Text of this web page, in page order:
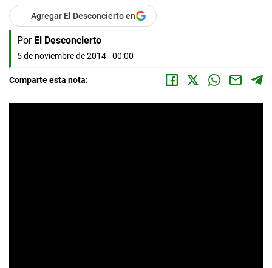
Agregar El Desconcierto en
Por El Desconcierto
5 de noviembre de 2014 - 00:00
Comparte esta nota: